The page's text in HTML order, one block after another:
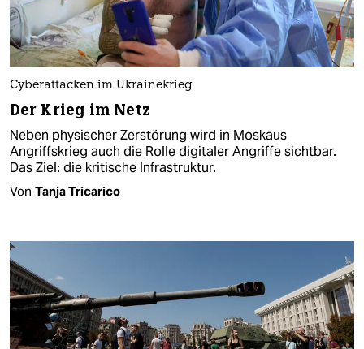
Cyberattacken im Ukrainekrieg
Der Krieg im Netz
Neben physischer Zerstörung wird in Moskaus
Angriffskrieg auch die Rolle digitaler Angriffe sichtbar.
Das Ziel: die kritische Infrastruktur.
Von Tanja Tricarico